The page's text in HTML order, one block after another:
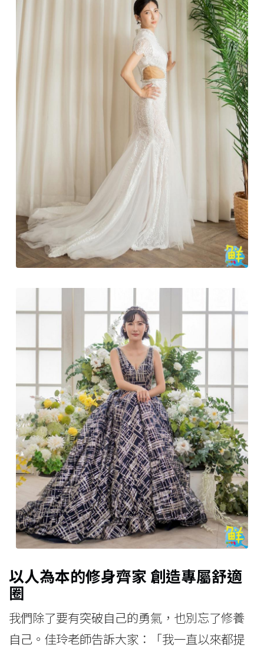
以人為本的修身齊家 創造專屬舒適
圈
我們除了要有突破自己的勇氣，也別忘了修養
自己。佳玲老師告訴大家：「我一直以來都提